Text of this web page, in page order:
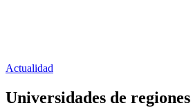
Actualidad
Universidades de